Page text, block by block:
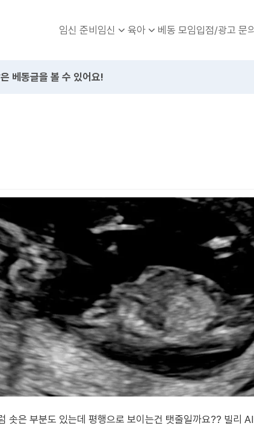
임신 준비임신 육아 베동 모임입점/광고 문
베동글을 볼 수 있어요!
솟은 부분도 있는데 평행으로 보이는건 탯줄일까요?? 빌리